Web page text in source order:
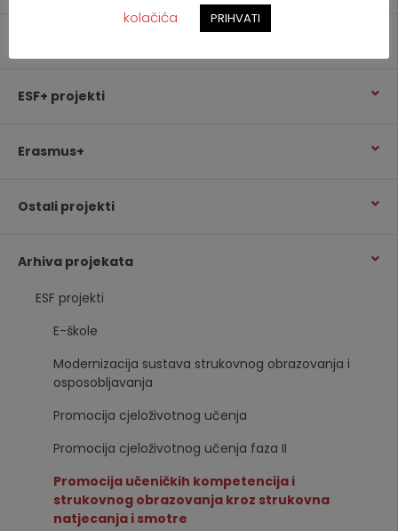
ESF+ projekti
Erasmus+
Ostali projekti
Arhiva projekata
ESF projekti
E-škole
Modernizacija sustava strukovnog obrazovanja i
osposobljavanja
Promocija cjeloživotnog učenja
Promocija cjeloživotnog učenja faza II
Promocija učeničkih kompetencija i
strukovnog obrazovanja kroz strukovna
natjecanja i smotre
kolačića
PRIHVATI